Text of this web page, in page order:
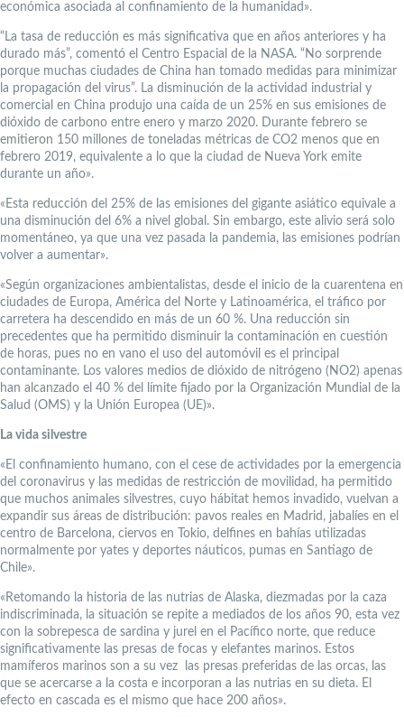
económica asociada al confinamiento de la humanidad».
“La tasa de reducción es más significativa que en años anteriores y ha
durado más”, comentó el Centro Espacial de la NASA. “No sorprende
porque muchas ciudades de China han tomado medidas para minimizar
la propagación del virus”. La disminución de la actividad industrial y
comercial en China produjo una caída de un 25% en sus emisiones de
dióxido de carbono entre enero y marzo 2020. Durante febrero se
emitieron 150 millones de toneladas métricas de CO2 menos que en
febrero 2019, equivalente a lo que la ciudad de Nueva York emite
durante un año».
«Esta reducción del 25% de las emisiones del gigante asiático equivale a
una disminución del 6% a nivel global. Sin embargo, este alivio será solo
momentáneo, ya que una vez pasada la pandemia, las emisiones podrían
volver a aumentar».
«Según organizaciones ambientalistas, desde el inicio de la cuarentena en
ciudades de Europa, América del Norte y Latinoamérica, el tráfico por
carretera ha descendido en más de un 60 %. Una reducción sin
precedentes que ha permitido disminuir la contaminación en cuestión
de horas, pues no en vano el uso del automóvil es el principal
contaminante. Los valores medios de dióxido de nitrógeno (NO2) apenas
han alcanzado el 40 % del límite fijado por la Organización Mundial de la
Salud (OMS) y la Unión Europea (UE)».
La vida silvestre
«El confinamiento humano, con el cese de actividades por la emergencia
del coronavirus y las medidas de restricción de movilidad, ha permitido
que muchos animales silvestres, cuyo hábitat hemos invadido, vuelvan a
expandir sus áreas de distribución: pavos reales en Madrid, jabalíes en el
centro de Barcelona, ciervos en Tokio, delfines en bahías utilizadas
normalmente por yates y deportes náuticos, pumas en Santiago de
Chile».
«Retomando la historia de las nutrias de Alaska, diezmadas por la caza
indiscriminada, la situación se repite a mediados de los años 90, esta vez
con la sobrepesca de sardina y jurel en el Pacífico norte, que reduce
significativamente las presas de focas y elefantes marinos. Estos
mamíferos marinos son a su vez las presas preferidas de las orcas, las
que se acercarse a la costa e incorporan a las nutrias en su dieta. El
efecto en cascada es el mismo que hace 200 años».